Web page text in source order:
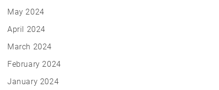
May 2024
April 2024
March 2024
February 2024
January 2024